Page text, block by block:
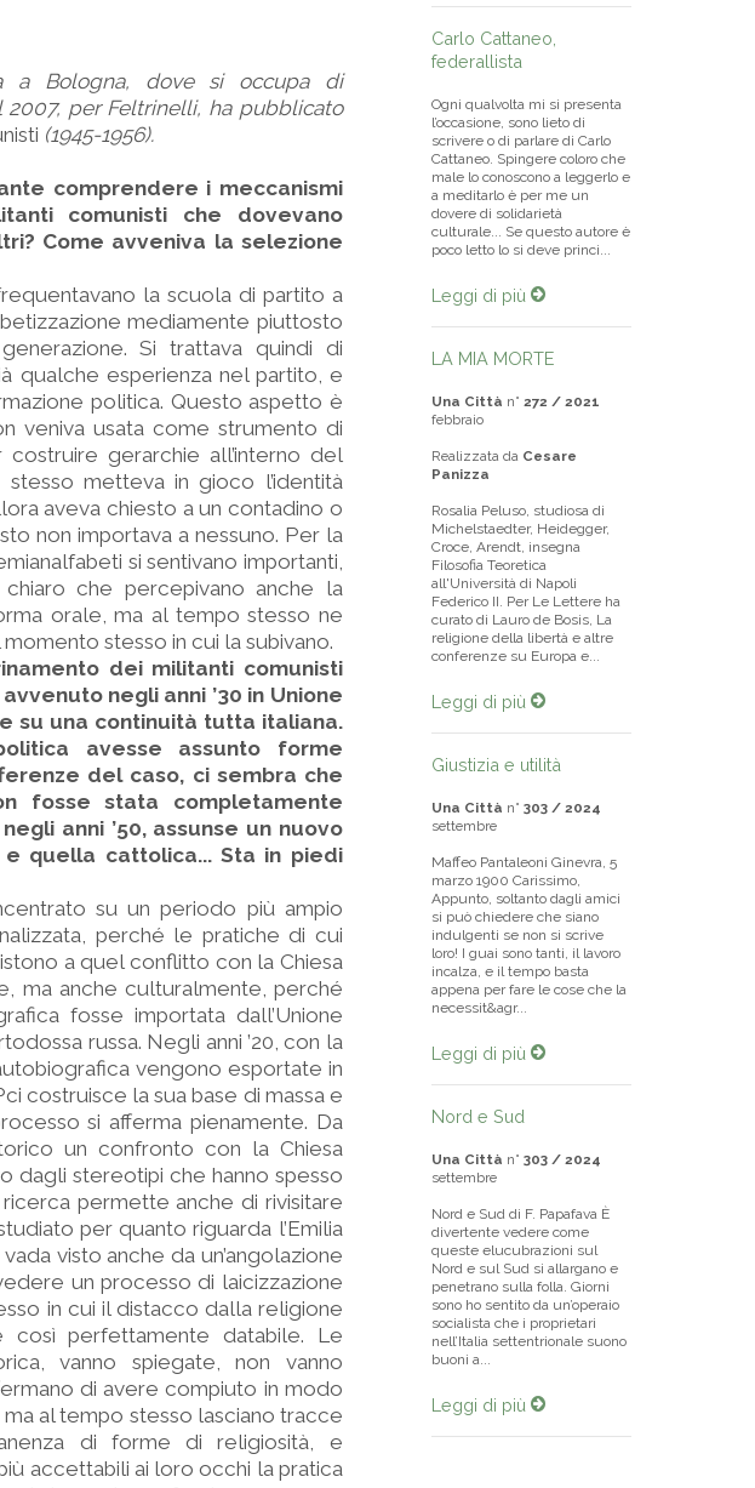
a Bologna, dove si occupa di
per Feltrinelli, ha pubblicato
(1945-1956).
comprendere i meccanismi
comunisti che dovevano
Come avveniva la selezione
la scuola di partito a
mediamente piuttosto
Si trattava quindi di
qualche esperienza nel partito, e
politica. Questo aspetto è
veniva usata come strumento di
gerarchie all’interno del
metteva in gioco l’identità
aveva chiesto a un contadino o
non importava a nessuno. Per la
si sentivano importanti,
chiaro che percepivano anche la
orale, ma al tempo stesso ne
stesso in cui la subivano.
dei militanti comunisti
negli anni ’30 in Unione
su una continuità tutta italiana.
avesse assunto forme
del caso, ci sembra che
fosse stata completamente
anni ’50, assunse un nuovo
quella cattolica... Sta in piedi
su un periodo più ampio
perché le pratiche di cui
a quel conflitto con la Chiesa
ma anche culturalmente, perché
fosse importata dall’Unione
russa. Negli anni ’20, con la
vengono esportate in
costruisce la sua base di massa e
si afferma pienamente. Da
un confronto con la Chiesa
dagli stereotipi che hanno spesso
permette anche di rivisitare
per quanto riguarda l’Emilia
visto anche da un’angolazione
un processo di laicizzazione
in cui il distacco dalla religione
perfettamente databile. Le
vanno spiegate, non vanno
di avere compiuto in modo
al tempo stesso lasciano tracce
di forme di religiosità, e
accettabili ai loro occhi la pratica
Carlo Cattaneo,
federallista
Ogni qualvolta mi si presenta
l’occasione, sono lieto di
scrivere o di parlare di Carlo
Cattaneo. Spingere coloro che
male lo conoscono a leggerlo e
a meditarlo è per me un
dovere di solidarietà
culturale... Se questo autore è
poco letto lo si deve princi...
Leggi di più
LA MIA MORTE
Una Città n° 272 / 2021
febbraio
Realizzata da Cesare
Panizza
Rosalia Peluso, studiosa di
Michelstaedter, Heidegger,
Croce, Arendt, insegna
Filosofia Teoretica
all'Università di Napoli
Federico II. Per Le Lettere ha
curato di Lauro de Bosis, La
religione della libertà e altre
conferenze su Europa e...
Leggi di più
Giustizia e utilità
Una Città n° 303 / 2024
settembre
Maffeo Pantaleoni Ginevra, 5
marzo 1900 Carissimo,
Appunto, soltanto dagli amici
si può chiedere che siano
indulgenti se non si scrive
loro! I guai sono tanti, il lavoro
incalza, e il tempo basta
appena per fare le cose che la
necessit&agr...
Leggi di più
Nord e Sud
Una Città n° 303 / 2024
settembre
Nord e Sud di F. Papafava È
divertente vedere come
queste elucubrazioni sul
Nord e sul Sud si allargano e
penetrano sulla folla. Giorni
sono ho sentito da un’operaio
socialista che i proprietari
nell’Italia settentrionale suono
buoni a...
Leggi di più